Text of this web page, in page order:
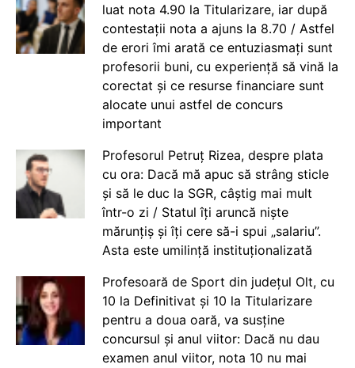
luat nota 4.90 la Titularizare, iar după
contestații nota a ajuns la 8.70 / Astfel
de erori îmi arată ce entuziasmați sunt
profesorii buni, cu experiență să vină la
corectat și ce resurse financiare sunt
alocate unui astfel de concurs
important
Profesorul Petruț Rizea, despre plata
cu ora: Dacă mă apuc să strâng sticle
și să le duc la SGR, câștig mai mult
într-o zi / Statul îți aruncă niște
mărunțiș și îți cere să-i spui „salariu”.
Asta este umilință instituționalizată
Profesoară de Sport din județul Olt, cu
10 la Definitivat și 10 la Titularizare
pentru a doua oară, va susține
concursul și anul viitor: Dacă nu dau
examen anul viitor, nota 10 nu mai